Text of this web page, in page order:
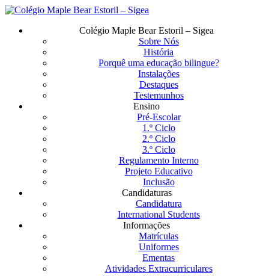
Saltar
Menu
Colégio Maple Bear Estoril – Sigea
Sobre Nós
História
Porquê uma educação bilingue?
Instalações
Destaques
Testemunhos
Ensino
Pré-Escolar
1.º Ciclo
2.º Ciclo
3.º Ciclo
Regulamento Interno
Projeto Educativo
Inclusão
Candidaturas
Candidatura
International Students
Informações
Matrículas
Uniformes
Ementas
Atividades Extracurriculares